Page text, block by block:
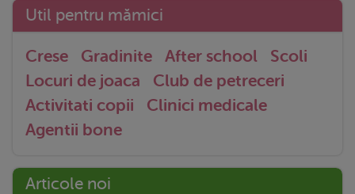
Util pentru mămici
Crese Gradinite After school
Scoli
Locuri de joaca
Club de petreceri
Activitati copii
Clinici medicale
Agentii bone
Articole noi